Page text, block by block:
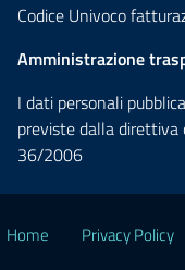
Codice Univoco
Amministrazione
I dati personali
previste dalla
36/2006
Home Privacy Policy